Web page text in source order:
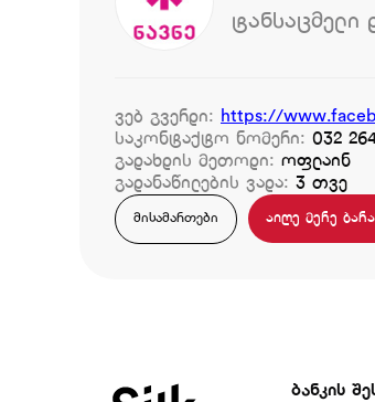
ტანსაცმელი
ვებ გვერდი: https://
საკონტაქტო ნომერი: 032
გადახდის მეთოდი: ოფლაინ
გადანაწილების ვადა: 3 თვე
მისამართები აიღე მერე
ბანკის